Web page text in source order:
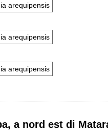
a nord est di